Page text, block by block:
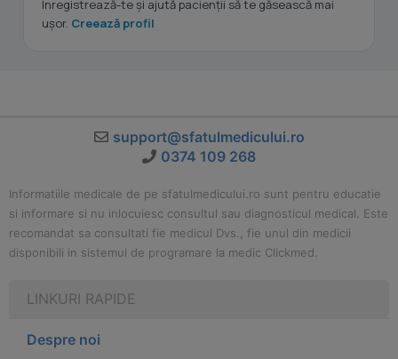
Înregistrează-te și ajută pacienții să te găsească mai
ușor. Creează profil
support@sfatulmedicului.ro
0374 109 268
Informatiile medicale de pe sfatulmedicului.ro sunt pentru educatie
si informare si nu inlocuiesc consultul sau diagnosticul medical. Este
recomandat sa consultati fie medicul Dvs., fie unul din medicii
disponibili in sistemul de programare la medic Clickmed.
LINKURI RAPIDE
Despre noi